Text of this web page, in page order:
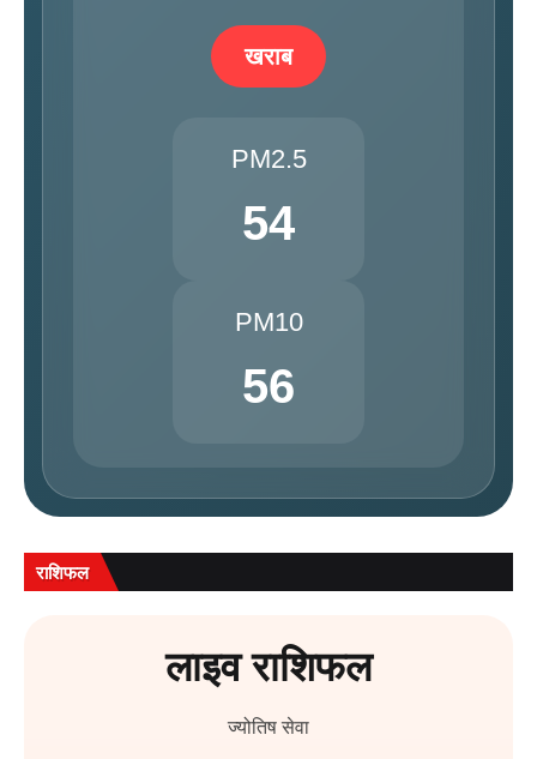
खराब
PM2.5
54
PM10
56
राशिफल
लाइव राशिफल
ज्योतिष सेवा